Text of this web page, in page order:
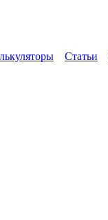
Статьи